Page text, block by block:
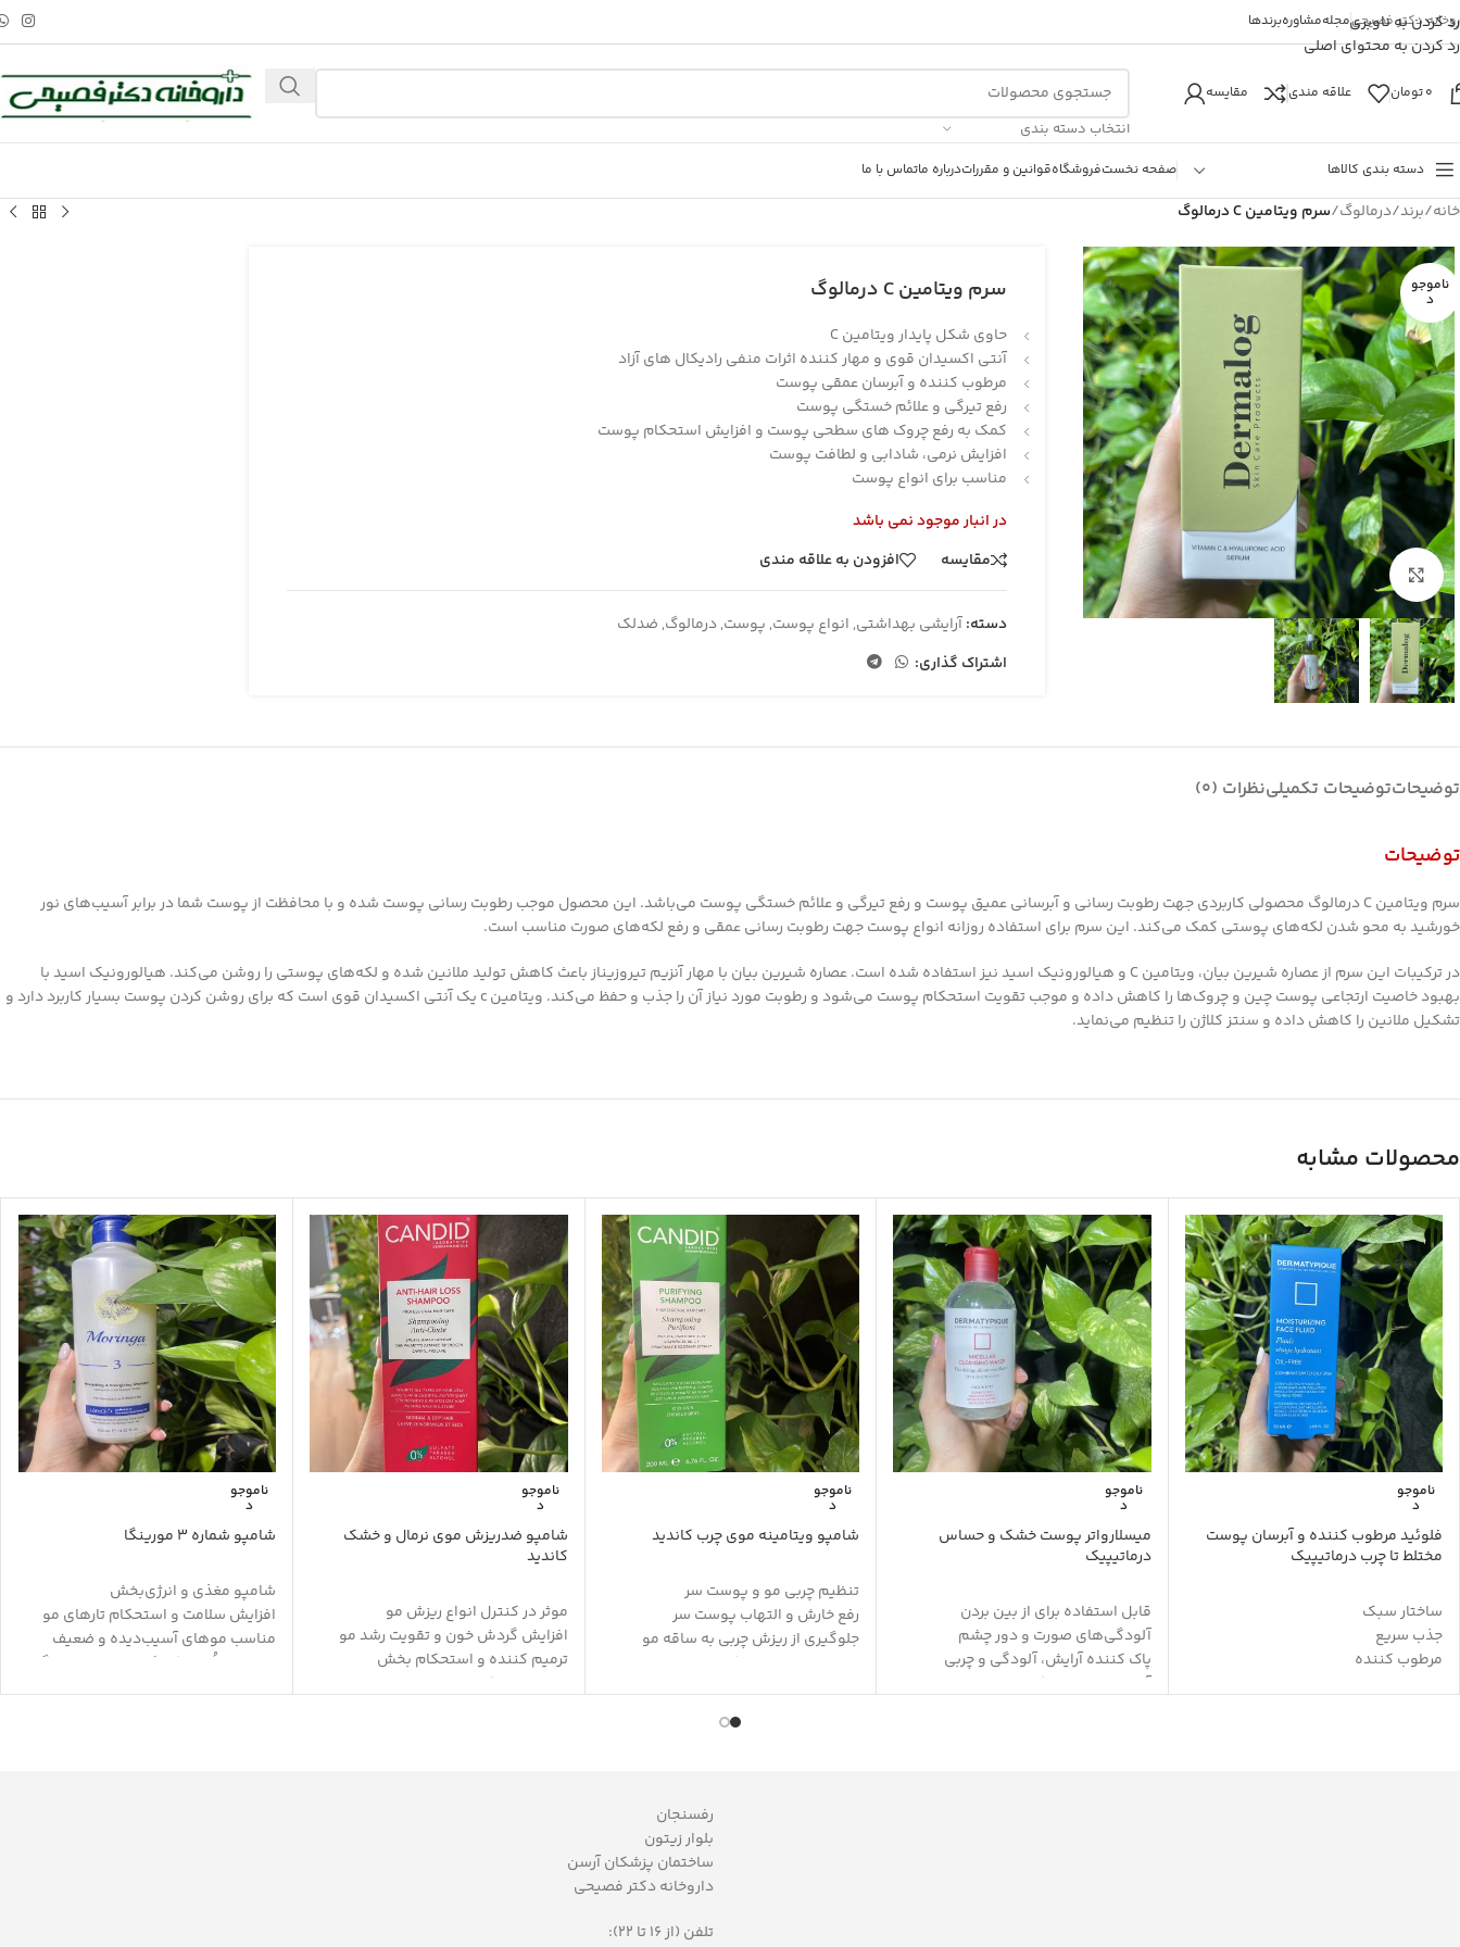
رد کردن به ناوبری
رد کردن به محتوای اصلی
دکتر فصیحیمجلهمشاورهبرندها
0تومان علاقه مندی مقایسه
انتخاب دسته بندی
دسته بندی کالاها صفحه نخستفروشگاهقوانین و مقرراتدرباره ماتماس با ما
خانه/برند/درمالوگ/سرم ویتامین C درمالوگ
ناموجو
د
بزرگنمایی تصویر
سرم ویتامین C درمالوگ
حاوی شکل پایدار ویتامین C
آنتی اکسیدان قوی و مهار کننده اثرات منفی رادیکال های آزاد
مرطوب کننده و آبرسان عمقی پوست
رفع تیرگی و علائم خستگی پوست
کمک به رفع چروک های سطحی پوست و افزایش استحکام پوست
افزایش نرمی، شادابی و لطافت پوست
مناسب برای انواع پوست
در انبار موجود نمی باشد
مقایسه
افزودن به علاقه مندی
دسته:آرایشی بهداشتی, انواع پوست, پوست,درمالوگ, ضدلک
اشتراک گذاری:
توضیحاتتوضیحات تکمیلینظرات (0)
توضیحات
سرم ویتامین C درمالوگ محصولی کاربردی جهت رطوبت رسانی و آبرسانی عمیق پوست و رفع تیرگی و علائم خستگی پوست می‌باشد. این محصول موجب رطوبت رسانی پوست شده و با محافظت از پوست شما در برابر آسیب‌های نور
خورشید به محو شدن لکه‌های پوستی کمک می‌کند. این سرم برای استفاده روزانه انواع پوست جهت رطوبت رسانی عمقی و رفع لکه‌های صورت مناسب است.
در ترکیبات این سرم از عصاره شیرین بیان، ویتامین C و هیالورونیک اسید نیز استفاده شده است. عصاره شیرین بیان با مهار آنزیم تیروزیناز باعث کاهش تولید ملانین شده و لکه‌های پوستی را روشن می‌کند. هیالورونیک اسید با
بهبود خاصیت ارتجاعی پوست چین و چروک‌ها را کاهش داده و موجب تقویت استحکام پوست می‌شود و رطوبت مورد نیاز آن را جذب و حفظ می‌کند. ویتامین c یک آنتی اکسیدان قوی است که برای روشن کردن پوست بسیار کاربرد دارد و
تشکیل ملانین را کاهش داده و سنتز کلاژن را تنظیم می‌نماید.
محصولات مشابه
ناموجو
د
فلوئید مرطوب کننده و آبرسان پوست
مختلط تا چرب درماتیپیک
ساختار سبک
جذب سریع
مرطوب کننده
ناموجو
د
میسلارواتر پوست خشک و حساس
درماتیپیک
قابل استفاده برای از بین بردن
آلودگی‌های صورت و دور چشم
پاک کننده آرایش، آلودگی و چربی
آبرسان و مرطوب کننده
ناموجو
د
شامپو ویتامینه موی چرب کاندید
تنظیم چربی مو و پوست سر
رفع خارش و التهاب پوست سر
جلوگیری از ریزش چربی به ساقه مو
قابل استفاده برای کف سر چرب و ساقه
تقویت کننده و محرک رشد مو
ترمیم و بازسازی ساقه مو
ناموجو
د
شامپو ضدریزش موی نرمال و خشک
کاندید
موثر در کنترل انواع ریزش مو
افزایش گردش خون و تقویت رشد مو
ترمیم کننده و استحکام بخش
تقویت فولیکول مو
ناموجو
د
شامپو شماره 3 مورینگا
شامپو مغذی و انرژی‌بخش
افزایش سلامت و استحکام تارهای مو
مناسب موهای آسیب‌دیده و ضعیف
حاوی لافا‌اُیل + کافئین و روغن دانه گل
رفسنجان
بلوار زیتون
ساختمان پزشکان آرسن
داروخانه دکتر فصیحی
تلفن (از 16 تا 22):